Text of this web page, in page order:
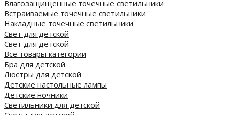
Влагозащищенные точечные светильники
Встраиваемые точечные светильники
Накладные точечные светильники
Свет для детской
Свет для детской
Все товары категории
Бра для детской
Люстры для детской
Детские настольные лампы
Детские ночники
Светильники для детской